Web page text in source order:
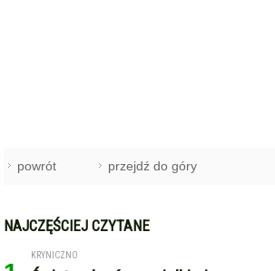
powrót przejdź do góry
NAJCZĘŚCIEJ CZYTANE
KRYNICZNO